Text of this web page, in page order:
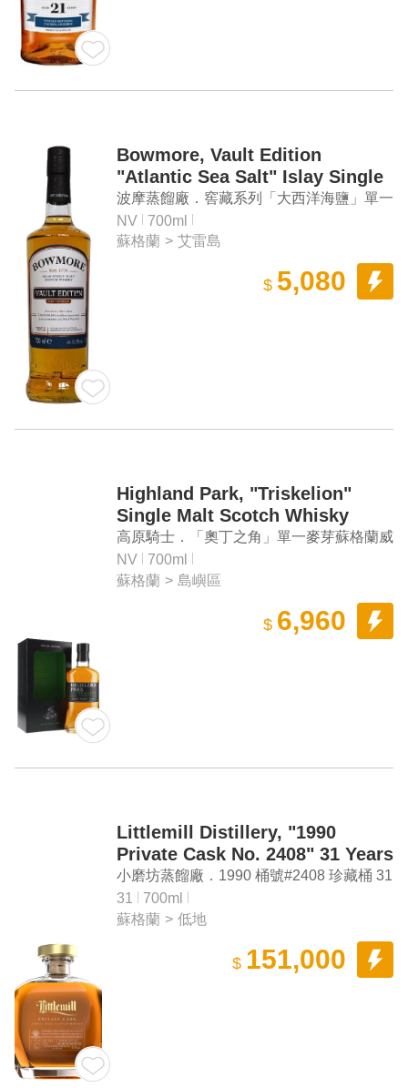
Bowmore, Vault Edition
"Atlantic Sea Salt" Islay Single
Malt Scotch Whisky First
Release
波摩蒸餾廠．窖藏系列「大西洋海鹽」單一
麥芽蘇格蘭威士忌
NV
700ml
蘇格蘭 > 艾雷島
$ 5,080
Highland Park, "Triskelion"
Single Malt Scotch Whisky
高原騎士．「奧丁之角」單一麥芽蘇格蘭威
士忌
NV
700ml
蘇格蘭 > 島嶼區
$ 6,960
Littlemill Distillery, "1990
Private Cask No. 2408" 31 Years
Single Malt Scotch Whisky
小磨坊蒸餾廠．1990 桶號#2408 珍藏桶 31
年單一麥芽蘇格蘭威士忌
31
700ml
蘇格蘭 > 低地
$ 151,000